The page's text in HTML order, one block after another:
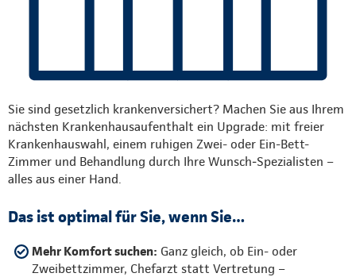
Sie sind gesetzlich krankenversichert? Machen Sie aus Ihrem
nächsten Krankenhausaufenthalt ein Upgrade: mit freier
Krankenhauswahl, einem ruhigen Zwei- oder Ein-Bett-
Zimmer und Behandlung durch Ihre Wunsch‑Spezialisten –
alles aus einer Hand.
Das ist optimal für Sie, wenn Sie…
Mehr Komfort suchen: Ganz gleich, ob Ein- oder
Zweibettzimmer, Chefarzt statt Vertretung –